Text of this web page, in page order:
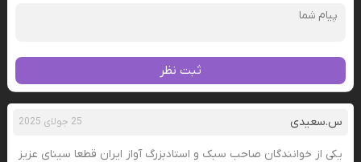
ثبت نظر
س.سعیدی 25 جولای 2025
یکی از خوانندگان صاحب سبک و استادبزرگ آواز ایران قطعا سینای عزیز